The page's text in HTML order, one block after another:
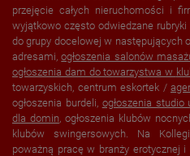
przejęcie całych nieruchomości i
wyjątkowo często odwiedzane
do grupy docelowej w następujących
adresami,ogłoszenia salonów
ogłoszenia dam do towarzystwa w
towarzyskich, centrum eskortek /
ogłoszenia burdeli, ogłoszenia studio
dla domin, ogłoszenia klubów
klubów swingersowych. Na
poważną pracę w branży erotycznej